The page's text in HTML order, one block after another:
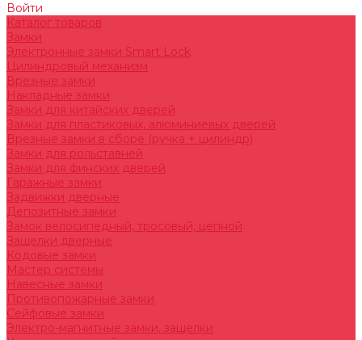
Войти
Каталог товаров
Замки
Электронные замки Smart Lock
Цилиндровый механизм
Врезные замки
Накладные замки
Замки для китайских дверей
Замки для пластиковых, алюминиевых дверей
Врезные замки в сборе (ручка + цилиндр)
Замки для рольставней
Замки для финских дверей
Гаражные замки
Задвижки дверные
Депозитные замки
Замок велосипедный, тросовый, цепной
Защелки дверные
Кодовые замки
Мастер системы
Навесные замки
Противопожарные замки
Сейфовые замки
Электро-магнитные замки, защелки